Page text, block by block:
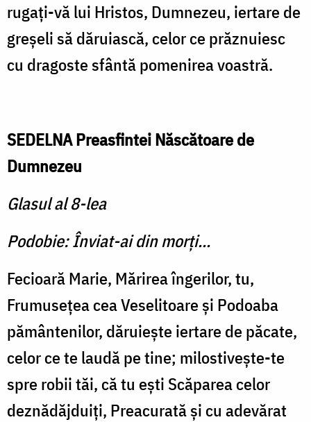
rugaţi-vă lui Hristos, Dumnezeu, iertare de
greşeli să dăruiască, celor ce prăznuiesc
cu dragoste sfântă pomenirea voastră.
SEDELNA Preasfintei Născătoare de
Dumnezeu
Glasul al 8-lea
Podobie: Înviat-ai din morţi...
Fecioară Marie, Mărirea în­gerilor, tu,
Frumuseţea cea Veselitoare şi Podoaba
pământe­nilor, dăruieşte iertare de pă­cate,
celor ce te laudă pe tine; milostiveşte-te
spre robii tăi, că tu eşti Scăparea celor
deznă­dăjduiţi, Preacurată şi cu ade­vărat